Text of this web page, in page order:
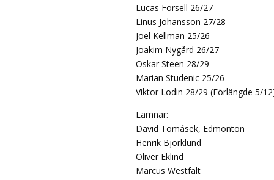
Lucas Forsell 26/27
Linus Johansson 27/28
Joel Kellman 25/26
Joakim Nygård 26/27
Oskar Steen 28/29
Marian Studenic 25/26
Viktor Lodin 28/29 (Förlängde 5/
Lämnar:
David Tomásek, Edmonton
Henrik Björklund
Oliver Eklind
Marcus Westfält